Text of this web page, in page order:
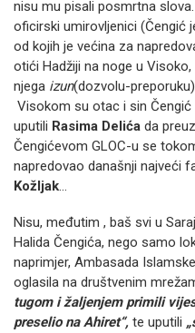
nisu mu pisali posmrtna
oficirski umirovljenici (Čengić
od kojih je većina za
otići Hadžiji na noge u
njega izun(dozvolu-
Visokom su otac i sin
uputili Rasima Delića da
Čengićevom GLOC-u se
napredovao današnji najveći
Kožljak…
Nisu, međutim , baš svi u
Halida Čengića, nego samo
naprimjer, Ambasada
oglasila na društvenim
tugom i žaljenjem primili
preselio na Ahiret“, te uputili